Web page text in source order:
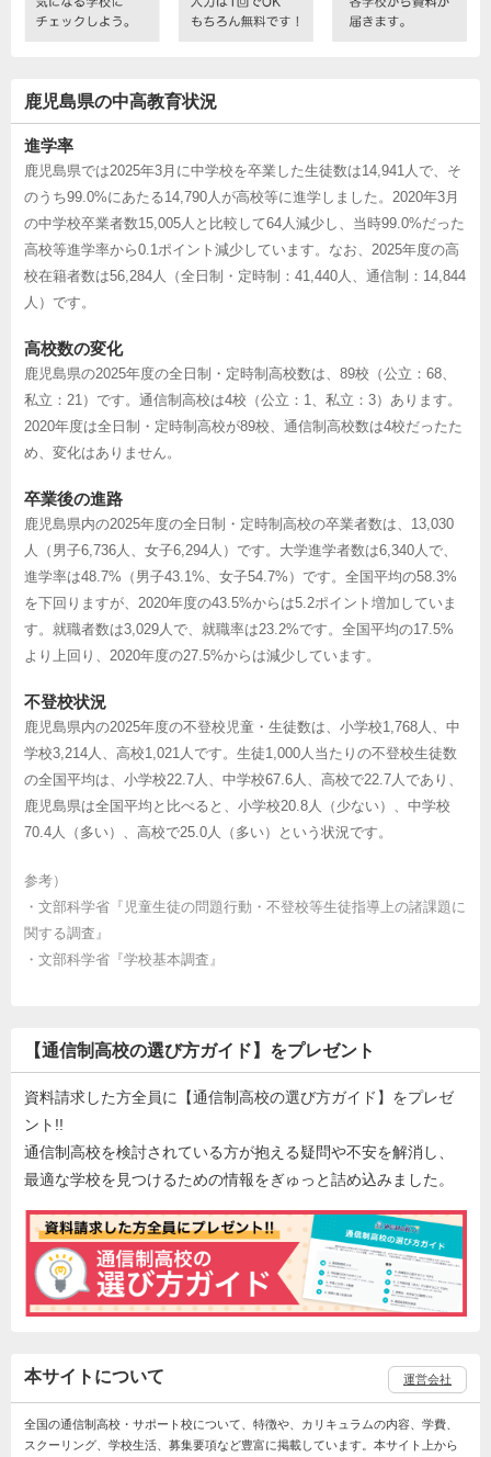
鹿児島県の中高教育状況
進学率
鹿児島県では2025年3月に中学校を卒業した生徒数は14,941人で、そ
のうち99.0%にあたる14,790人が高校等に進学しました。2020年3月
の中学校卒業者数15,005人と比較して64人減少し、当時99.0%だった
高校等進学率から0.1ポイント減少しています。なお、2025年度の高
校在籍者数は56,284人（全日制・定時制：41,440人、通信制：14,844
人）です。
高校数の変化
鹿児島県の2025年度の全日制・定時制高校数は、89校（公立：68、
私立：21）です。通信制高校は4校（公立：1、私立：3）あります。
2020年度は全日制・定時制高校が89校、通信制高校数は4校だったた
め、変化はありません。
卒業後の進路
鹿児島県内の2025年度の全日制・定時制高校の卒業者数は、13,030
人（男子6,736人、女子6,294人）です。大学進学者数は6,340人で、
進学率は48.7%（男子43.1%、女子54.7%）です。全国平均の58.3%
を下回りますが、2020年度の43.5%からは5.2ポイント増加していま
す。就職者数は3,029人で、就職率は23.2%です。全国平均の17.5%
より上回り、2020年度の27.5%からは減少しています。
不登校状況
鹿児島県内の2025年度の不登校児童・生徒数は、小学校1,768人、中
学校3,214人、高校1,021人です。生徒1,000人当たりの不登校生徒数
の全国平均は、小学校22.7人、中学校67.6人、高校で22.7人であり、
鹿児島県は全国平均と比べると、小学校20.8人（少ない）、中学校
70.4人（多い）、高校で25.0人（多い）という状況です。
参考）
・ 文部科学省『児童生徒の問題行動・不登校等生徒指導上の諸課題に
関する調査』
・ 文部科学省『学校基本調査』
【通信制高校の選び方ガイド】をプレゼント
資料請求した方全員に【通信制高校の選び方ガイド】をプレゼ
ント!!
通信制高校を検討されている方が抱える疑問や不安を解消し、
最適な学校を見つけるための情報をぎゅっと詰め込みました。
本サイトについて 運営会社
全国の通信制高校・サポート校について、特徴や、カリキュラムの内容、学費、
スクーリング、学校生活、募集要項など豊富に掲載しています。本サイト上から